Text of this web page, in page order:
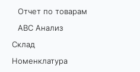
Отчет по товарам
ABC Анализ
Склад
Номенклатура